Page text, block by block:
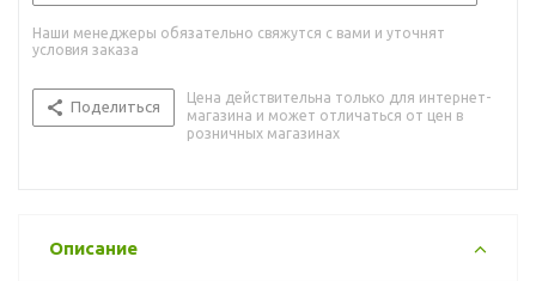
Наши менеджеры обязательно свяжутся с вами и уточнят
условия заказа
Поделиться
Цена действительна только для интернет-
магазина и может отличаться от цен в
розничных магазинах
Описание